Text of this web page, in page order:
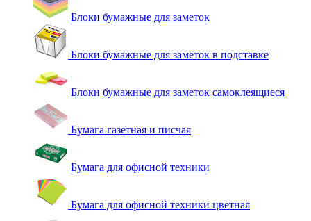
Блоки бумажные для заметок
Блоки бумажные для заметок в подставке
Блоки бумажные для заметок самоклеящиеся
Бумага газетная и писчая
Бумага для офисной техники
Бумага для офисной техники цветная